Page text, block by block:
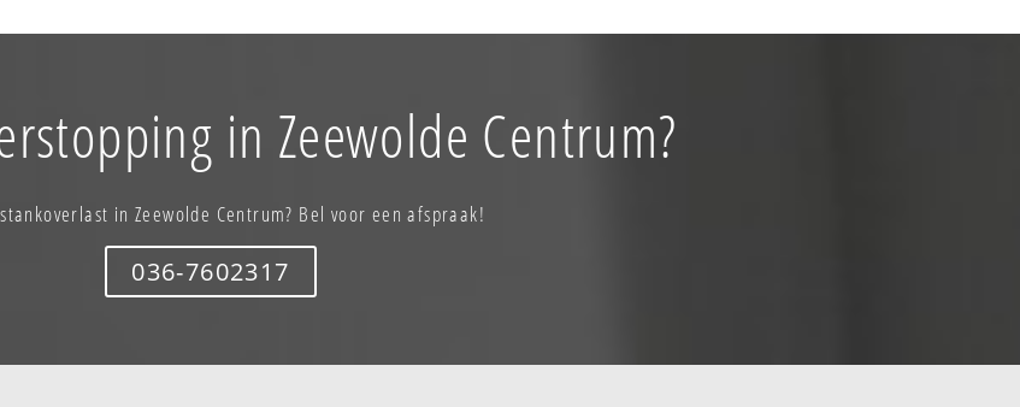
in Zeewolde Centrum?
in Zeewolde Centrum? Bel voor een afspraak!
036-7602317